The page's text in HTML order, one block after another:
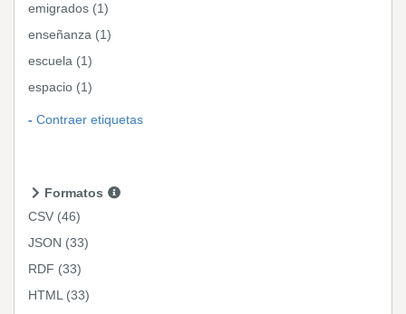
emigrados (1)
enseñanza (1)
escuela (1)
espacio (1)
Contraer etiquetas
Formatos
CSV (46)
JSON (33)
RDF (33)
HTML (33)